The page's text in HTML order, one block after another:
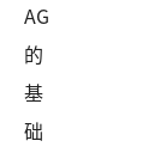
AG
的
基
础